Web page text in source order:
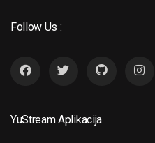
Follow Us :
YuStream Aplikacija